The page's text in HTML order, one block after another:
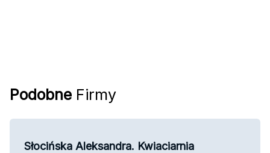
Podobne Firmy
Słocińska Aleksandra. Kwiaciarnia